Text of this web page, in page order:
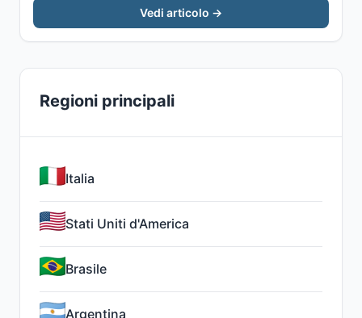
Vedi articolo →
Regioni principali
Italia
Stati Uniti d'America
Brasile
Argentina